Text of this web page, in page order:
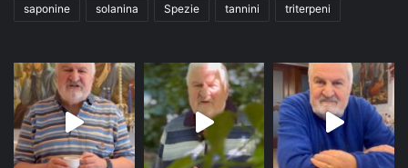
saponine solanina Spezie tannini triterpeni